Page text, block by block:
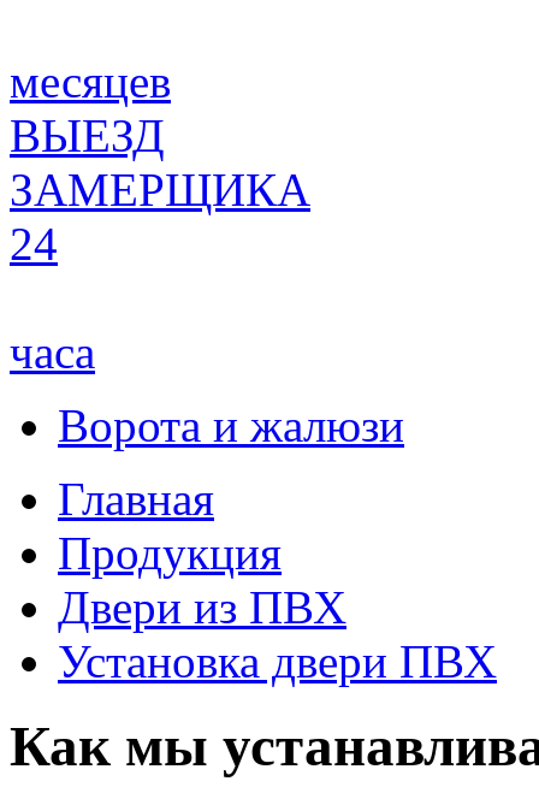
месяцев
ВЫЕЗД
ЗАМЕРЩИКА
24
часа
Ворота и жалюзи
Главная
Продукция
Двери из ПВХ
Установка двери ПВХ
Как мы